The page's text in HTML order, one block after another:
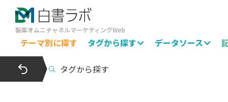
製薬オムニチャネルマーケティングWeb
テーマ別に探す タグから探す データソース
タグから探す